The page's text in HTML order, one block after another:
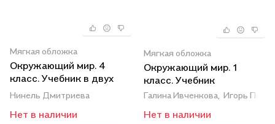
Мягкая обложка
Окружающий мир. 4
класс. Учебник в двух
частях. Часть 2
Нинель Дмитриева
Нет в наличии
Мягкая обложка
Окружающий мир. 1
класс. Учебник
Галина Ивченкова, Игорь
Нет в наличии